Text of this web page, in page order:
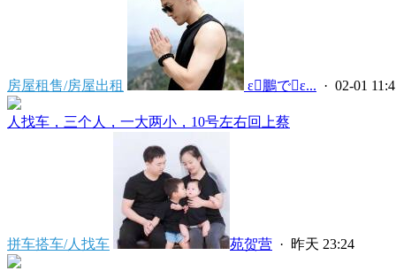
房屋租售/房屋出租  ε鵬でε... · 02-01
人找车，三个人，一大两小，10号左右回上蔡
拼车搭车/人找车 苑贺营 · 昨天 23:24